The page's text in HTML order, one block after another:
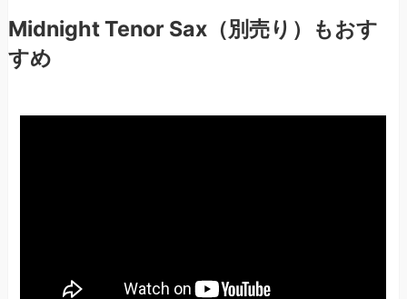
Midnight Tenor Sax（別売り）もおす
すめ